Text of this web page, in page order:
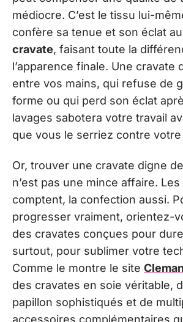
médiocre. C’est le tissu lui-
confère sa tenue et son éclat au
cravate, faisant toute la
l’apparence finale. Une cravate
entre vos mains, qui refuse de
forme ou qui perd son éclat
lavages sabotera votre travail
que vous le serriez contre votre
Or, trouver une cravate digne
n’est pas une mince affaire.
comptent, la confection aussi.
progresser vraiment, orientez-
des cravates conçues pour
surtout, pour sublimer votre
Comme le montre le site
des cravates en soie véritable,
papillon sophistiqués et de
accessoires complémentaires